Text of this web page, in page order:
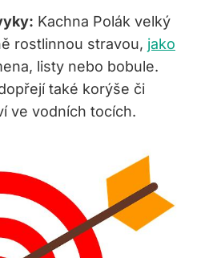
Kachna‍ Polák velký
rostlinnou stravou, jako
listy nebo bobule.
také ⁣korýše⁤ či
ve vodních tocích.